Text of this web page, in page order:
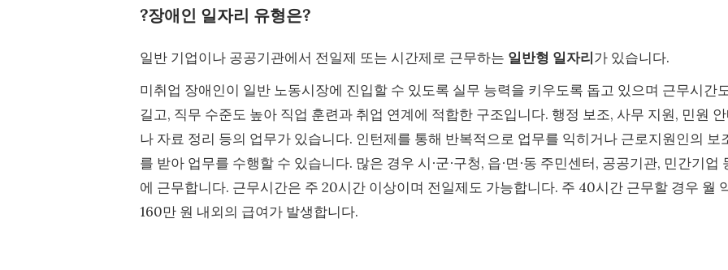
?장애인 일자리 유형은?
일반 기업이나 공공기관에서 전일제 또는 시간제로 근무하는 일반형 일자리가 있습니다.
미취업 장애인이 일반 노동시장에 진입할 수 있도록 실무 능력을 키우도록 돕고 있으며 근무시간
길고, 직무 수준도 높아 직업 훈련과 취업 연계에 적합한 구조입니다. 행정 보조, 사무 지원, 민원
나 자료 정리 등의 업무가 있습니다. 인턴제를 통해 반복적으로 업무를 익히거나 근로지원인의 보
를 받아 업무를 수행할 수 있습니다. 많은 경우 시∙군∙구청, 읍∙면∙동 주민센터, 공공기관, 민간기업
에 근무합니다. 근무시간은 주 20시간 이상이며 전일제도 가능합니다. 주 40시간 근무할 경우 월
160만 원 내외의 급여가 발생합니다.